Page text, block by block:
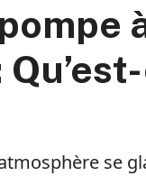
se